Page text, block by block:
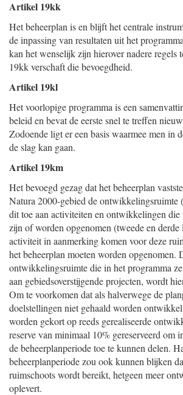
Artikel 19kk
Het beheerplan is en blijft het centrale
de inpassing van resultaten uit het
kan het wenselijk zijn hierover nadere regels
19kk verschaft die bevoegdheid.
Artikel 19kl
Het voorlopige programma is een
beleid en bevat de eerste snel te treffen
Zodoende ligt er een basis waarmee men in
de slag kan gaan.
Artikel 19km
Het bevoegd gezag dat het beheerplan
Natura 2000-gebied de ontwikkelingsruimte
dit toe aan activiteiten en ontwikkelingen die
zijn of worden opgenomen (tweede en
activiteit in aanmerking komen voor deze
het beheerplan moeten worden opgenomen.
ontwikkelingsruimte die in het programma
aan gebiedsoverstijgende projecten, wordt
Om te voorkomen dat als halverwege de
doelstellingen niet gehaald worden
worden gekort op reeds gerealiseerde
reserve van minimaal 10% gereserveerd om
de beheerplanperiode toe te kunnen delen.
beheerplanperiode zou ook kunnen blijken
ruimschoots wordt bereikt, hetgeen meer
oplevert.